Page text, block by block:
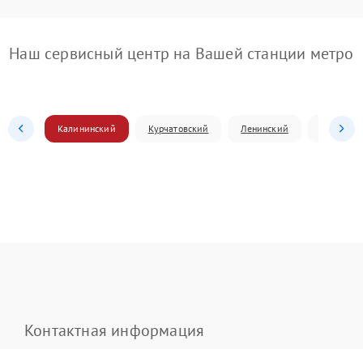
Наш сервисный центр на Вашей станции метро
Калининский Курчатовский Ленинский
Контактная информация